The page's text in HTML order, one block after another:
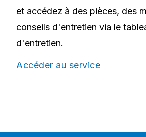
et accédez à des pièces, des
conseils d'entretien via le
d'entretien.
Accéder au service